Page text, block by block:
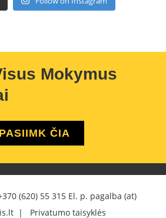
Mokymus
PASIIMK ČIA
(620) 55 315El. p. pagalba (at)
| Privatumo taisyklės